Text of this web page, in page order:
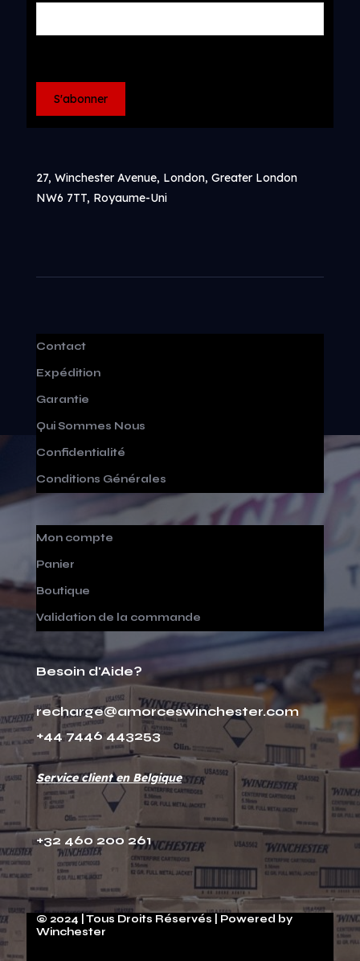
27, Winchester Avenue, London, Greater London
NW6 7TT, Royaume-Uni
Contact
Expédition
Garantie
Qui Sommes Nous
Confidentialité
Conditions Générales
Mon compte
Panier
Boutique
Validation de la commande
Besoin d'Aide?
recharge@amorceswinchester.com
+44 7446 443253
Service client en Belgique
+32 460 200 261
© 2024 | Tous Droits Réservés | Powered by
Winchester